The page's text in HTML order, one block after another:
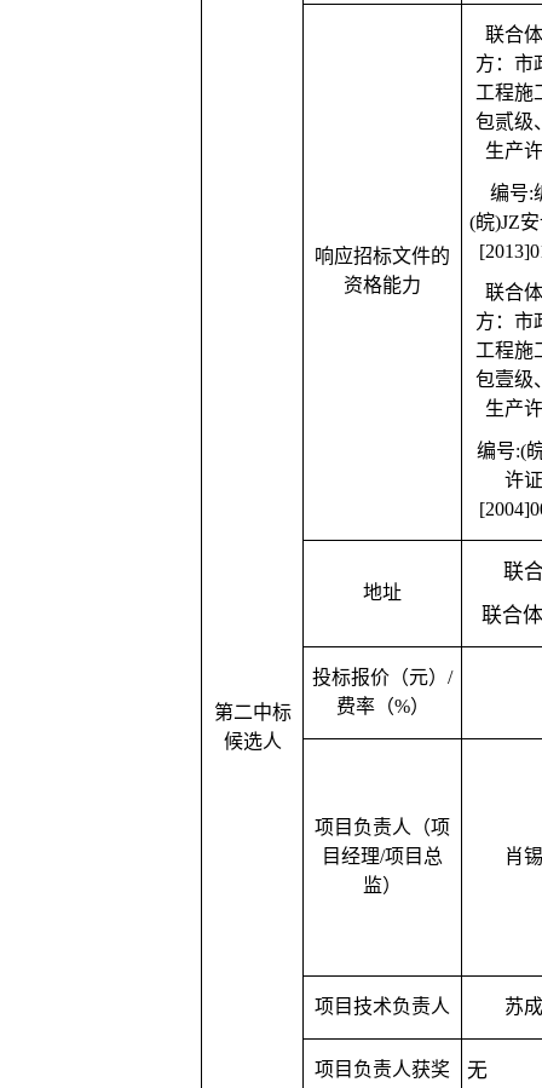
第二中标
候选人
响应招标文件的
资格能力
联合
方：市
工程施
包贰级
生产
编号:
(皖)JZ
联合
方：市
工程施
包壹级
生产
编号:(
许
地址
联
联合
投标报价（元） /
费率（%）
项目负责人（项
目经理/项目总
监）
肖
项目技术负责人 苏
项目负责人获奖 无